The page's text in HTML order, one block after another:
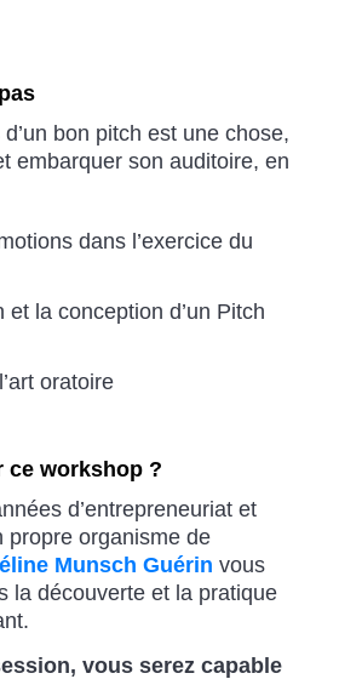
bon pitch est une chose,
embarquer son auditoire, en
dans l’exercice du
et la conception d’un Pitch
oratoire
ce workshop ?
d’entrepreneuriat et
propre organisme de
Munsch Guérin vous
la découverte et la pratique
vous serez capable